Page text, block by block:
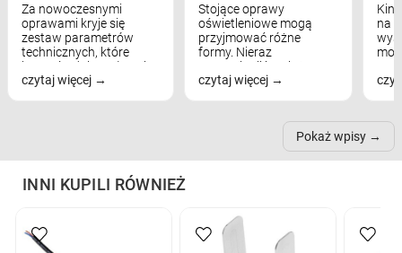
Za nowoczesnymi
oprawami kryje się
zestaw parametrów
technicznych, które
bezpośrednio wpływają
na komfort widzenia,
czytaj więcej
Stojące oprawy
oświetleniowe mogą
przyjmować różne
formy. Nieraz
wspominaliśmy już
modele na łukowych
nich może przydać się w
czytaj więcej
na
Pokaż wpisy
INNI KUPILI RÓWNIEŻ